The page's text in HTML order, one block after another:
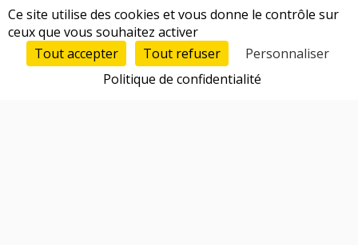
Ce site utilise des cookies et vous donne le contrôle sur
ceux que vous souhaitez activer
Tout accepter
Tout refuser
Personnaliser
Politique de confidentialité